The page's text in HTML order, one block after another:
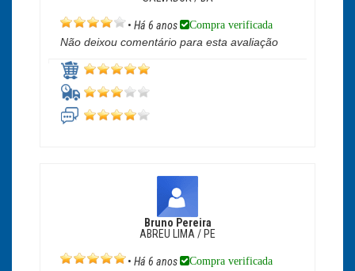
• Há 6 anos Compra verificada
Não deixou comentário para esta avaliação
Bruno Pereira
ABREU LIMA / PE
• Há 6 anos Compra verificada